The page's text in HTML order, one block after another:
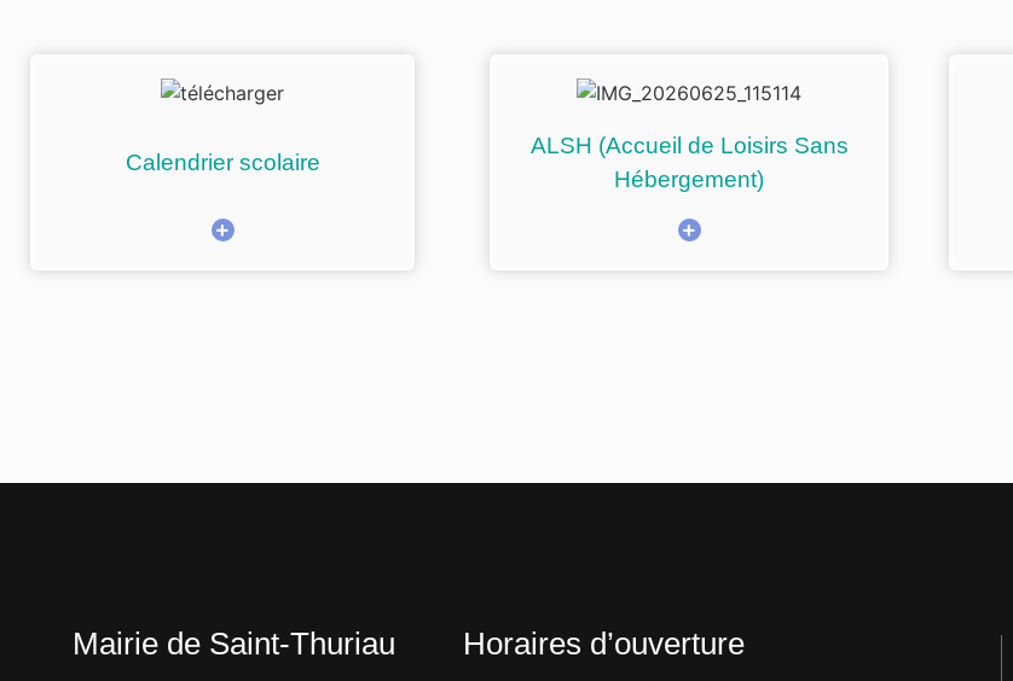
Calendrier scolaire
ALSH (Accueil de Loisirs Sans
Hébergement)
Mairie de Saint-Thuriau Horaires d’ouverture​